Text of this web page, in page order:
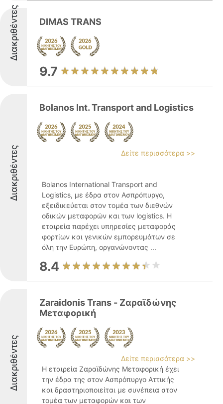
Διακριθέντες DIMAS TRANS
9.7
Διακριθέντες
Bolanos Int. Transport and Logistics
Δείτε περισσότερα >>
Bolanos International Transport and
Logistics, με έδρα στον Ασπρόπυργο,
εξειδικεύεται στον τομέα των διεθνών
οδικών μεταφορών και των logistics. Η
εταιρεία παρέχει υπηρεσίες μεταφοράς
φορτίων και γενικών εμπορευμάτων σε
όλη την Ευρώπη, οργανώνοντας ...
8.4
Διακριθέντες
Zaraidonis Trans - Ζαραϊδώνης
Μεταφορική
Δείτε περισσότερα >>
Η εταιρεία Ζαραϊδώνης Μεταφορική έχει
την έδρα της στον Ασπρόπυργο Αττικής
και δραστηριοποιείται με συνέπεια στον
τομέα των μεταφορών και των